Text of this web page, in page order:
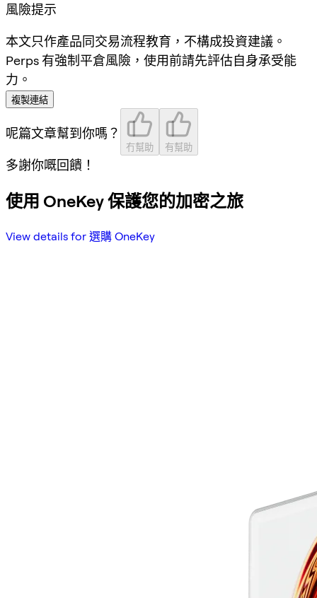
風險提示
本文只作產品同交易流程教育，不構成投資建議。
Perps 有強制平倉風險，使用前請先評估自身承受能
力。
複製連結
呢篇文章幫到你嗎？
冇幫助 有幫助
多謝你嘅回饋！
使用 OneKey 保護您的加密之旅
View details for 選購 OneKey